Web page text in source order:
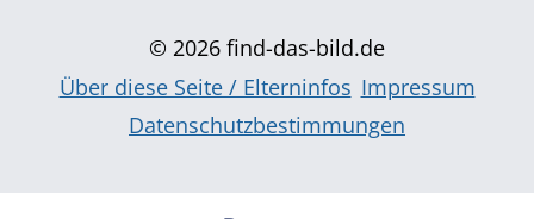
© 2026 find-das-bild.de
Über diese Seite / Elterninfos Impressum
Datenschutzbestimmungen